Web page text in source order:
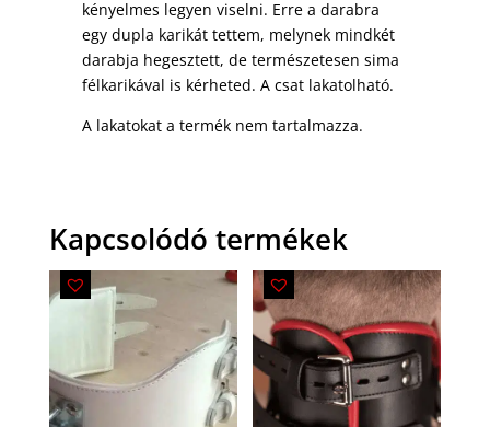
kényelmes legyen viselni. Erre a darabra
egy dupla karikát tettem, melynek mindkét
darabja hegesztett, de természetesen sima
félkarikával is kérheted. A csat lakatolható.
A lakatokat a termék nem tartalmazza.
Kapcsolódó termékek